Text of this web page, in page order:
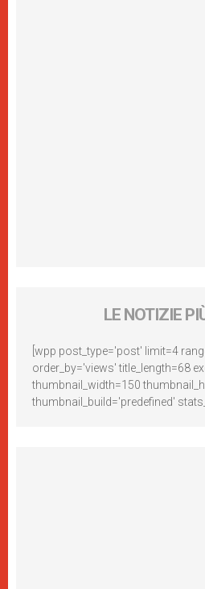
LE NOTIZIE
[wpp post_type='post' limit=4
order_by='views' title_length=68
thumbnail_width=150
thumbnail_build='predefined'